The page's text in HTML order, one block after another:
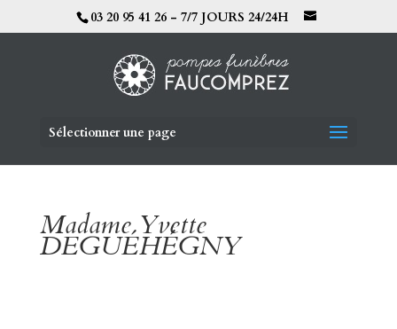
03 20 95 41 26 - 7/7 JOURS 24/24H
Sélectionner une page
Madame Yvette
DEGUÉHÉGNY